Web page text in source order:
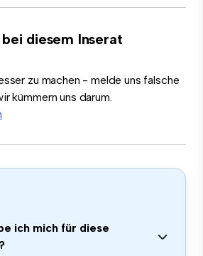
diesem Inserat
zu machen - melde uns falsche
kümmern uns darum.
ich mich für diese